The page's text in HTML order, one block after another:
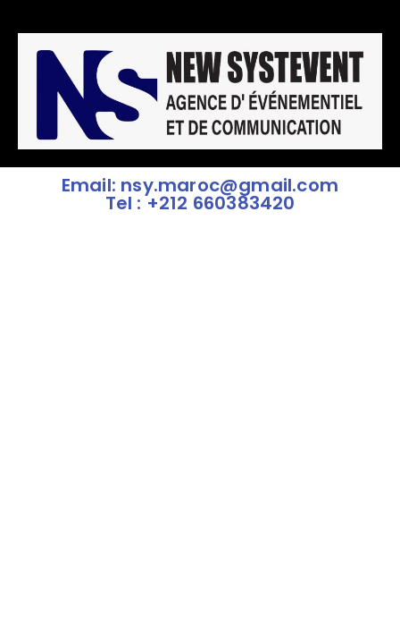
Email: nsy.maroc@gmail.com
Tel : +212 660383420